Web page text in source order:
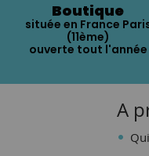
Boutique
située en France
(11ème)
ouverte tout l'année
A